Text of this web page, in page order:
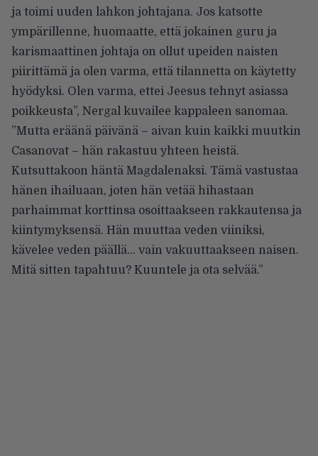
ja toimi uuden lahkon johtajana. Jos katsotte
ympärillenne, huomaatte, että jokainen guru ja
karismaattinen johtaja on ollut upeiden naisten
piirittämä ja olen varma, että tilannetta on käytetty
hyödyksi. Olen varma, ettei Jeesus tehnyt asiassa
poikkeusta”, Nergal kuvailee kappaleen sanomaa.
”Mutta eräänä päivänä – aivan kuin kaikki muutkin
Casanovat – hän rakastuu yhteen heistä.
Kutsuttakoon häntä Magdalenaksi. Tämä vastustaa
hänen ihailuaan, joten hän vetää hihastaan
parhaimmat korttinsa osoittaakseen rakkautensa ja
kiintymyksensä. Hän muuttaa veden viiniksi,
kävelee veden päällä… vain vakuuttaakseen naisen.
Mitä sitten tapahtuu? Kuuntele ja ota selvää.”